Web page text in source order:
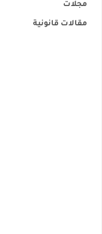
مجلات
مقالات قانونية